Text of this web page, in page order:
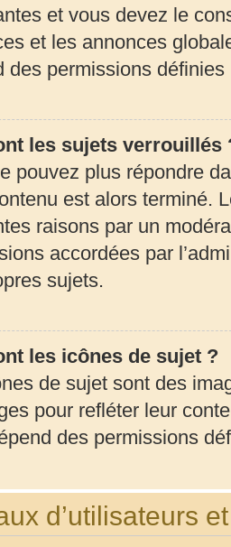
et vous devez le
et les annonces
des permissions définies
les sujets verrouillés
pouvez plus répondre
est alors terminé.
raisons par un
accordées par
sujets.
les icônes de sujet ?
de sujet sont des
pour refléter leur
des permissions
d’utilisateurs